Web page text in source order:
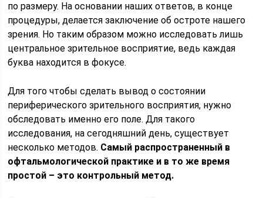
по размеру. На основании наших ответов, в конце
процедуры, делается заключение об остроте нашего
зрения. Но таким образом можно исследовать лишь
центральное зрительное восприятие, ведь каждая
буква находится в фокусе.
Для того чтобы сделать вывод о состоянии
периферического зрительного восприятия, нужно
обследовать именно его поле. Для такого
исследования, на сегодняшний день, существует
несколько методов. Самый распространенный в
офтальмологической практике и в то же время
простой – это контрольный метод.